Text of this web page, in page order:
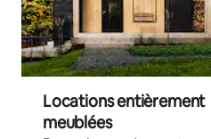
Locations entièrement
meublées